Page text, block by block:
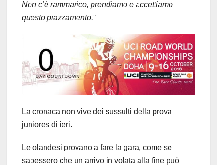
Non c’è rammarico, prendiamo e accettiamo
questo piazzamento.”
La cronaca non vive dei sussulti della prova
juniores di ieri.
Le olandesi provano a fare la gara, come se
sapessero che un arrivo in volata alla fine può